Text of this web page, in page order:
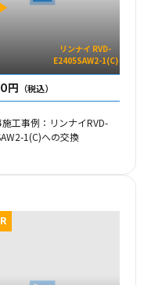
リンナイ RVD-
E2405SAW2-1(C)
円 （税込）
工事例：リンナイRVD-
1(C)への交換